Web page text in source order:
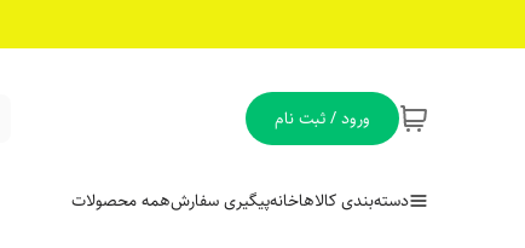
ورود / ثبت نام
دسته‌بندی کالاهاخانهپیگیری سفارشهمه محصولات